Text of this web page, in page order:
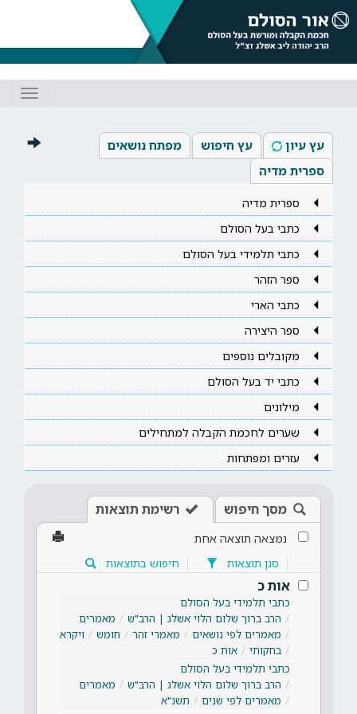
עץ עיון עץ חיפוש
מפתח נושאים
ספרית מדיה
ספרית מדיה
כתבי בעל הסולם
כתבי תלמידי בעל הסולם
ספר הזהר
כתבי הארי
ספר היצירה
מקובלים נוספים
כתבי יד בעל הסולם
מילונים
שערים לחכמת הקבלה למתחילים
עזרים ומפתחות
מסך חיפוש רשימת תוצאות
נמצאה תוצאה אחת
סנן תוצאות
חיפוש בתוצאות
אות כ
כתבי תלמידי בעל הסולם
הרב ברוך שלום הלוי אשלג | הרב"ש
מאמרים
מאמרים לפי נושאים
מאמרי זהר חומש
ויקרא
בחקותי
אות כ
כתבי תלמידי בעל הסולם
הרב ברוך שלום הלוי אשלג | הרב"ש
מאמרים
מאמרים לפי שנים
תשנ"א